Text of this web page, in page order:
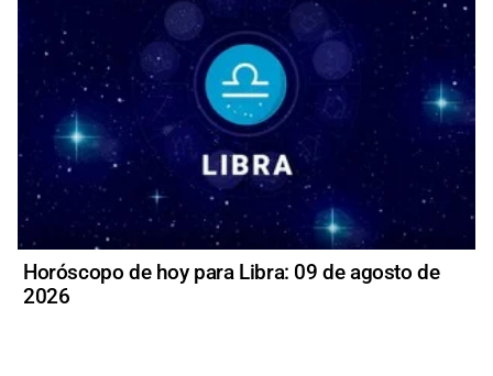
Horóscopo de hoy para Libra: 09 de agosto de
2026